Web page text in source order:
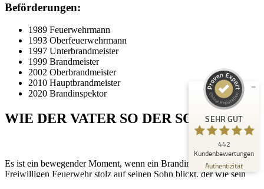
Beförderungen:
1989 Feuerwehrmann
1993 Oberfeuerwehrmann
1997 Unterbrandmeister
1999 Brandmeister
2002 Oberbrandmeister
2010 Hauptbrandmeister
2020 Brandinspektor
WIE DER VATER SO DER SOHN
Es ist ein bewegender Moment, wenn ein Brandinspektor der
Freiwilligen Feuerwehr stolz auf seinen Sohn blickt, der wie sein
SEHR GUT
442
Kundenbewertungen
Authentizität
Empfehlungen auf
ProvenExpert.com
Bewertungen auf ProvenExpert.com
Blick aufs ProvenExpert-Profil werfen
22.07.2026